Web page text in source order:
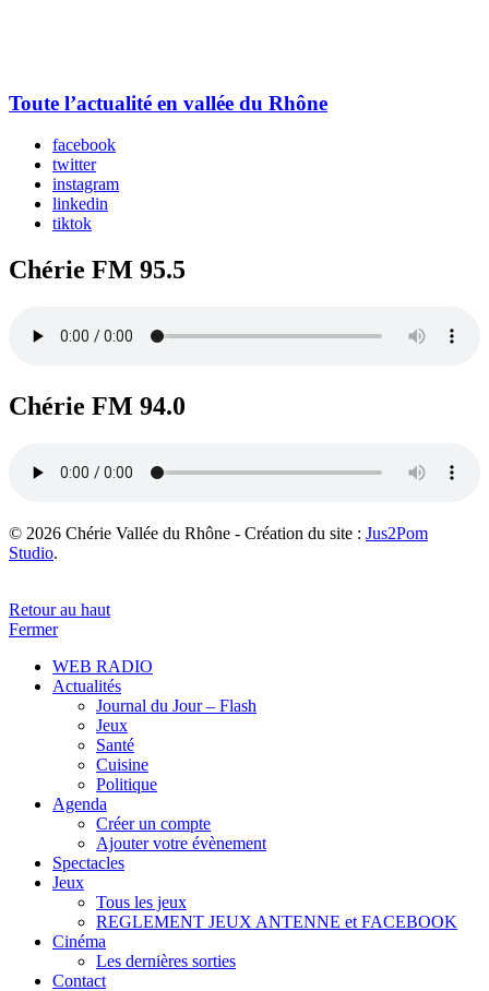
Toute l’actualité en vallée du Rhône
facebook
twitter
instagram
linkedin
tiktok
Chérie FM 95.5
Chérie FM 94.0
© 2026 Chérie Vallée du Rhône - Création du site : Jus2Pom
Studio.
Retour au haut
Fermer
WEB RADIO
Actualités
Journal du Jour – Flash
Jeux
Santé
Cuisine
Politique
Agenda
Créer un compte
Ajouter votre évènement
Spectacles
Jeux
Tous les jeux
REGLEMENT JEUX ANTENNE et FACEBOOK
Cinéma
Les dernières sorties
Contact